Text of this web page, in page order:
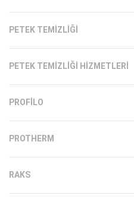
PETEK TEMIZLIĞI
PETEK TEMIZLIĞI HIZMETLERI
PROFILO
PROTHERM
RAKS